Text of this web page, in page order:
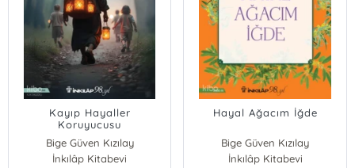
Kayıp Hayaller
Koruyucusu
Bige Güven Kızılay
İnkılâp Kitabevi
Hayal Ağacım İğde
Bige Güven Kızılay
İnkılâp Kitabevi